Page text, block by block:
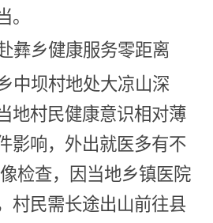
。
彝乡健康服务零距离
中坝村地处大凉山深
地村民健康意识相对薄
影响，外出就医多有不
检查，因当地乡镇医院
村民需长途出山前往县